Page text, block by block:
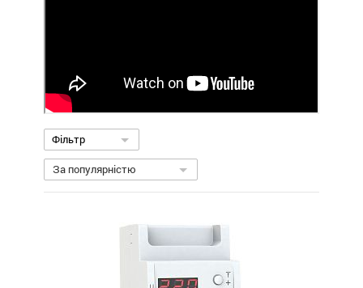
Фільтр
За популярністю